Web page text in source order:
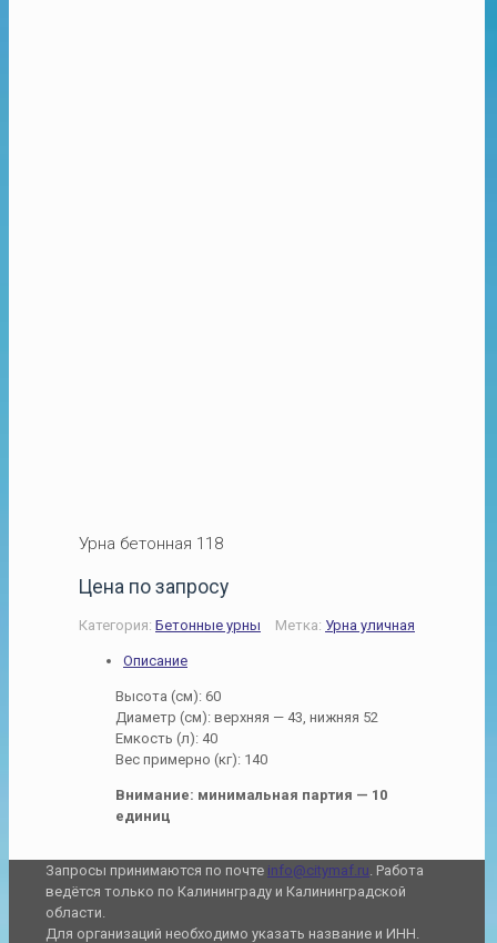
Урна бетонная 118
Цена по запросу
Категория: Бетонные урны Метка: Урна уличная
Описание
Высота (см): 60
Диаметр (см): верхняя — 43, нижняя 52
Емкость (л): 40
Вес примерно (кг): 140
Внимание: минимальная партия — 10
единиц
Запросы принимаются по почте info@citymaf.ru. Работа
ведётся только по Калининграду и Калининградской
области.
Для организаций необходимо указать название и ИНН.